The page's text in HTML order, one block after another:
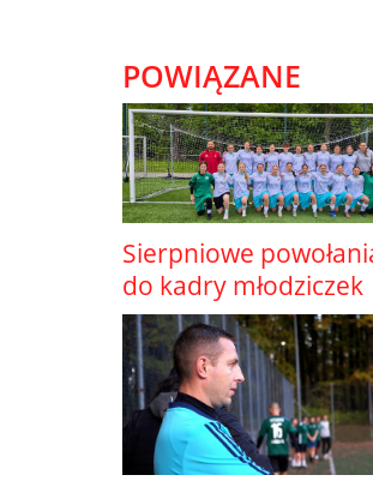
POWIĄZANE
Sierpniowe
do kadry młodziczek